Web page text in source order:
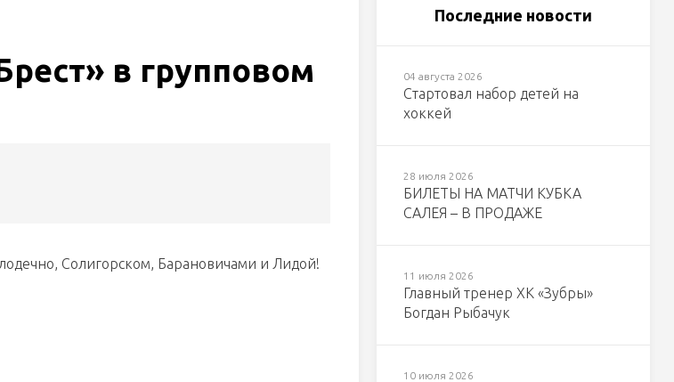
в групповом
Солигорском, Барановичами и Лидой!
Последние новости
04 августа 2026
Стартовал набор детей на
хоккей
28 июля 2026
БИЛЕТЫ НА МАТЧИ КУБКА
САЛЕЯ – В ПРОДАЖЕ
11 июля 2026
Главный тренер ХК «Зубры»
Богдан Рыбачук
10 июля 2026